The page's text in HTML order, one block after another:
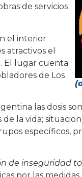
(
de servicios
el interior
atractivos el
El lugar cuenta
de Los
las dosis
la vida;
específicos,
de inseguridad